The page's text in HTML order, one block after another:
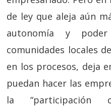
de ley que aleja aún
autonomía y
comunidades locales
en los procesos, deja
puedan hacer las
la “participación